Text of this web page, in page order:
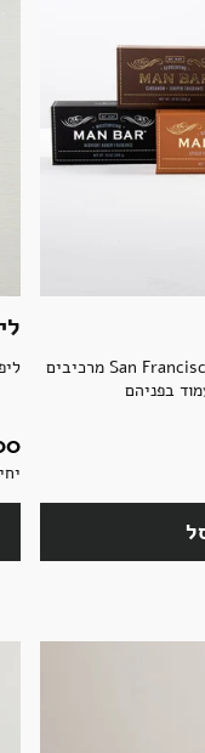
סבון XL מוצק מבית San Francisco Soap Co מרכיבים
בפניהם
‏₪